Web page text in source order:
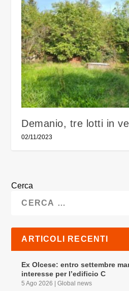
Demanio, tre lotti in
02/11/2023
Cerca
ARTICOLI RECENTI
Ex Olcese: entro settembre
interesse per l’edificio C
5 Ago 2026 |Global news